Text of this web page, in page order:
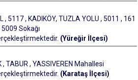
, 5117 , KADIKÖY, TUZLA YOLU , 5011 , 161
Sokağı
(Yüreğir İlçesi)
, TABUR , YASSIVEREN Mahallesi
(Karataş İlçesi)